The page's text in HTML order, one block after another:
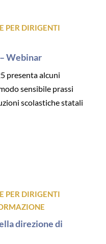
PER DIRIGENTI
Webinar
presenta alcuni
sensibile prassi
scolastiche statali
PER DIRIGENTI
direzione di